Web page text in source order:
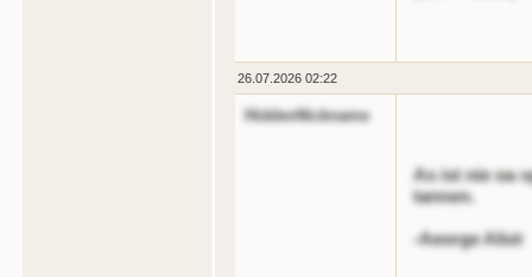
26.07.2026 02:22
HiddenNickname
As ist nie oa
tannen.
-Aeorge Aliot